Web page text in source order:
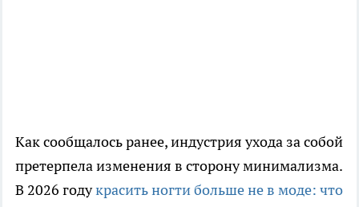
Как сообщалось ранее, индустрия ухода за собой
претерпела изменения в сторону минимализма.
В 2026 годукрасить ногти больше не в моде: что